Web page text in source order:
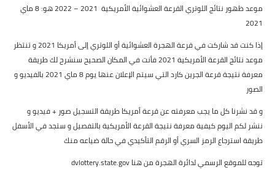
موعد ظهور نتائج اللوتري القرعة العشوائية الأمريكية 2021 – 2022 هو: 8 ماي
2021
إذا كنت قد شاركت في قرعة الهجرة العشوائية أو اللوتري إلى أمريكا 2021 و تنتظر
موعد نتائج القرعة الأمريكية 2021 فأنت في المكان الصحيح سنشرح لك طريقة
معرفة نتيجة قرعة الجرين كارد التي سيتم الإعلان عنها يوم 8 ماي 2021 بالفيديو و
الصور
و قد نشرنا كل ما يجب معرفته عن قرعة أمريكا طريقة التسجيل صور + فيديو و
ننشر لكم اليوم كيفية معرفة نتيجة القرعة الأمريكية بالتفصيل و ستجد في الأسفل
طريقة استرجاع الرمز السري أو الرقم التأكيدي في حالة ضياعه منك
توجه للموقع الرسمي لدائرة الهجرة من هناdvlottery.state.gov